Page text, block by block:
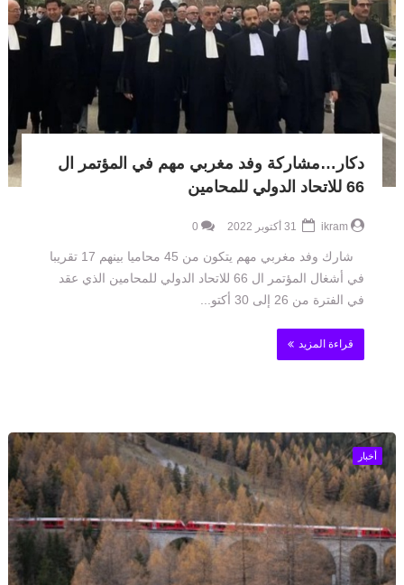
دكار…مشاركة وفد مغربي مهم في المؤتمر ال
66 للاتحاد الدولي للمحامين
ikram
0
شارك وفد مغربي مهم يتكون من 45 محاميا بينهم 17 تقريبا
في أشغال المؤتمر ال 66 للاتحاد الدولي للمحامين الذي عقد
في الفترة من 26 إلى 30 أكتو...
قراءة المزيد
أخبار